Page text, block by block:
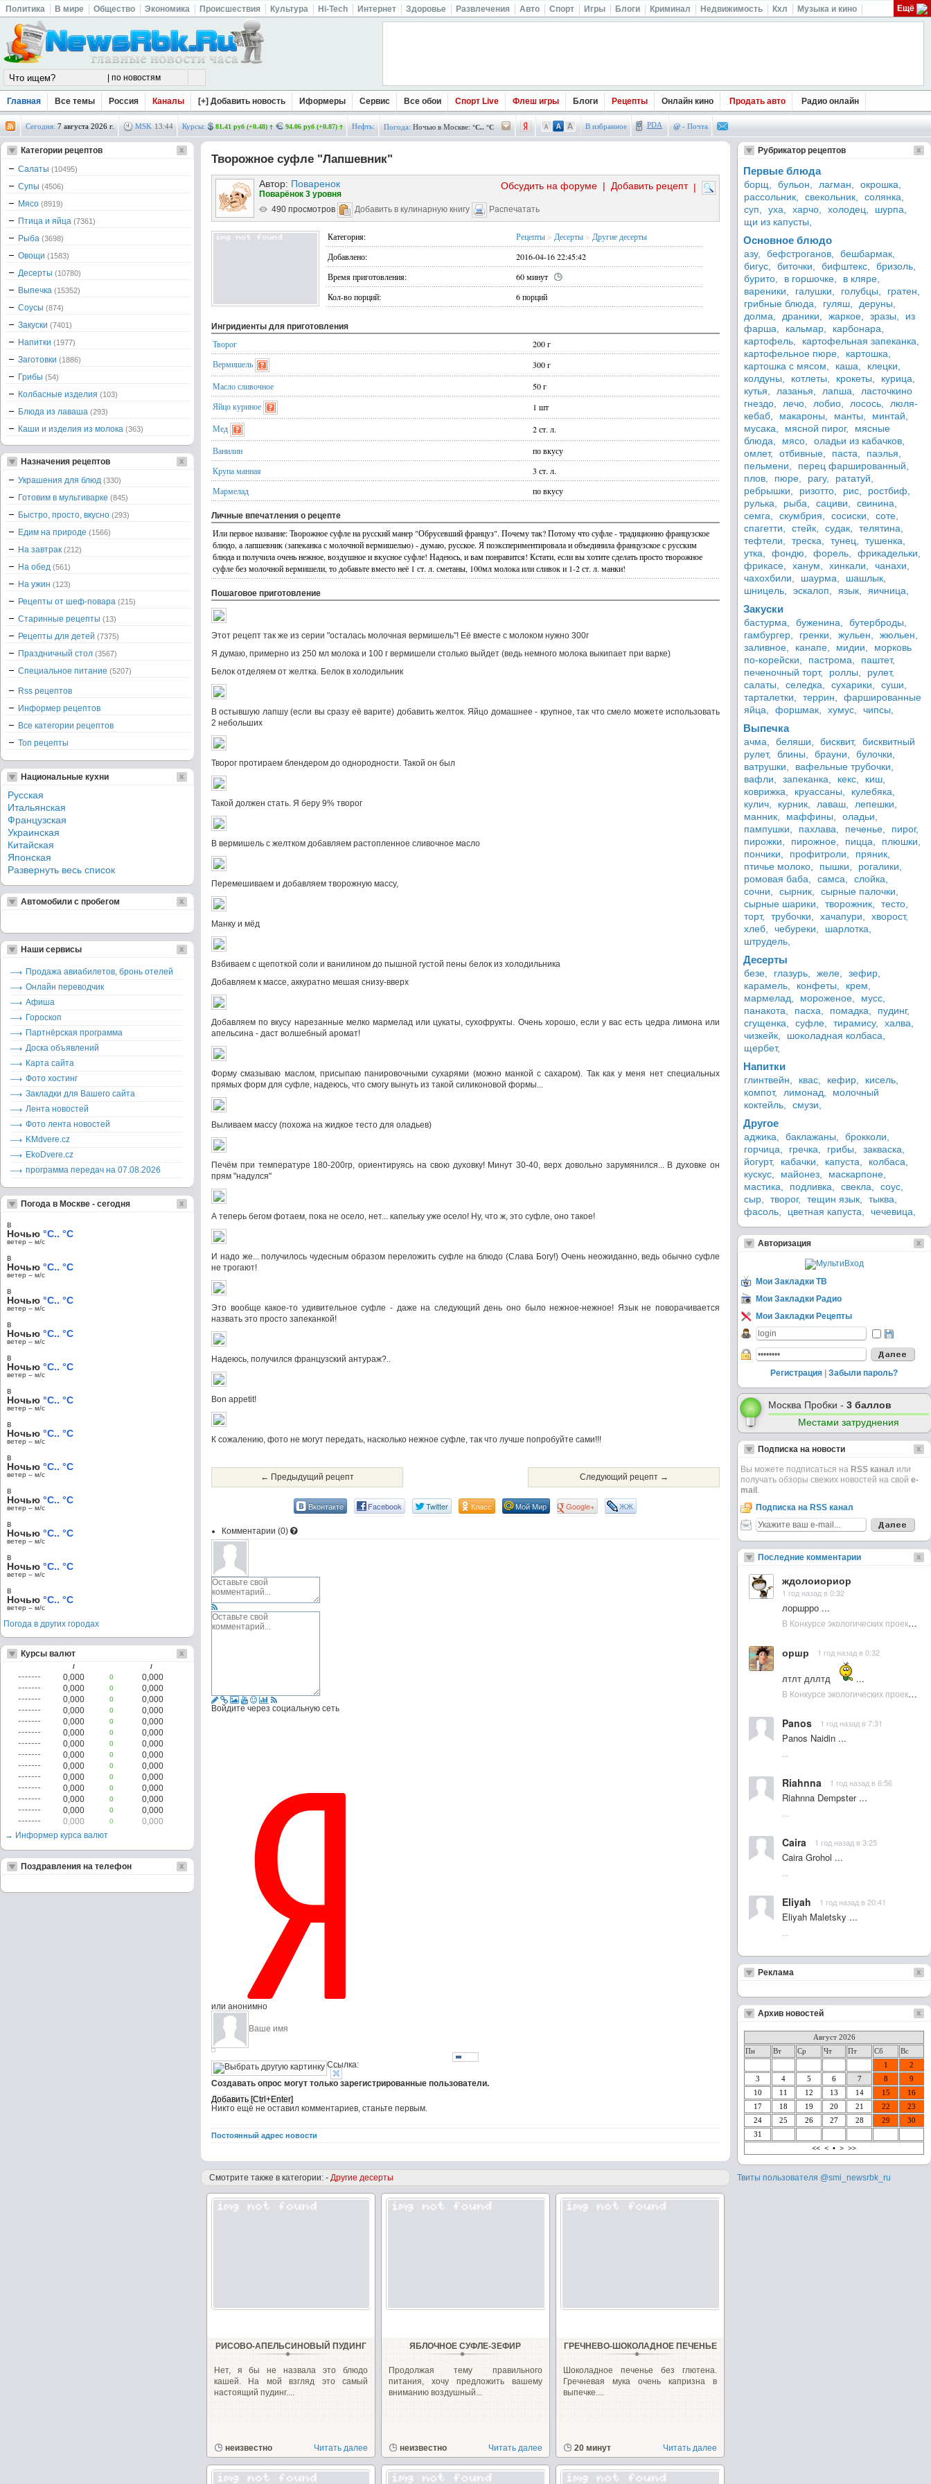
Политика В мире Общество Экономика Происшествия Культура Hi-Tech Интернет Здоровье Развлечения Авто Спорт Игры Блоги Криминал Недвижимость Кхл Музыка и кино Ещё
Главная Все темы Россия Каналы [+] Добавить новость Иформеры Сервис Все обои Спорт Live Флеш игры Блоги Рецепты Онлайн кино Продать авто Радио онлайн
Сегодня: 7 августа 2026 г. MSK 13:44 Курсы: 81.41 руб (+0.48) 94.06 руб (+0.87) Нефть: Погода: Ночью в Москве: °C.. °C В избранное PDA @ - Почта
Творожное суфле "Лапшевник"
Автор: Поваренок |
Добавить рецепт
|
Обсудить на форуме
Поварёнок 3 уровня
490 просмотров
Добавить в кулинарную книгу Распечатать
Категория: Рецепты > Десерты > Другие десерты
Добавлено:
2016-04-16 22:45:42
Время приготовления:
60 минут
Кол-во порций:
6 порций
Ингридиенты для приготовления
Творог
200 г
Вермишель
300 г
Масло сливочное
50 г
Яйцо куриное
1 шт
Мед
2 ст. л.
Ванилин
по вкусу
Крупа манная
3 ст. л.
Мармелад
по вкусу
Личные впечатления о рецепте
Или первое название: Творожное суфле на русский манер "Обрусевший француз". Почему так? Потому что суфле - традиционно французское
блюдо, а лапшевник (запеканка с молочной вермишелью) - думаю, русское. Я поэкспериментировала и объединила французское с русским
блюда и получила очень нежное, воздушное и вкусное суфле! Надеюсь, и вам понравится! Кстати, если вы хотите сделать просто творожное
суфле без молочной вермишели, то добавьте вместо неё 1 ст. л. сметаны, 100мл молока или сливок и 1-2 ст. л. манки!
Пошаговое приготовление
Этот рецепт так же из серии "осталась молочная вермишель"! Её вместе с молоком нужно 300г
Я думаю, примерно из 250 мл молока и 100 г вермишели столько выйдет (ведь немного молока выкипает при варке)
Белок отделяем от желтка. Белок в холодильник
В остывшую лапшу (если вы сразу её варите) добавить желток. Яйцо домашнее - крупное, так что смело можете использовать
2 небольших
Творог протираем блендером до однородности. Такой он был
Такой должен стать. Я беру 9% творог
В вермишель с желтком добавляем растопленное сливочное масло
Перемешиваем и добавляем творожную массу,
Манку и мёд
Взбиваем с щепоткой соли и ванилином до пышной густой пены белок из холодильника
Добавляем к массе, аккуратно мешая снизу-вверх
Добавляем по вкусу нарезанные мелко мармелад или цукаты, сухофрукты. Очень хорошо, если у вас есть цедра лимона или
апельсина - даст волшебный аромат!
Форму смазываю маслом, присыпаю панировочными сухарями (можно манкой с сахаром). Так как у меня нет специальных
прямых форм для суфле, надеюсь, что смогу вынуть из такой силиконовой формы...
Выливаем массу (похожа на жидкое тесто для оладьев)
Печём при температуре 180-200гр, ориентируясь на свою духовку! Минут 30-40, верх довольно зарумянился... В духовке он
прям "надулся"
А теперь бегом фотаем, пока не осело, нет... капельку уже осело! Ну, что ж, это суфле, оно такое!
И надо же... получилось чудесным образом переложить суфле на блюдо (Слава Богу!) Очень неожиданно, ведь обычно суфле
не трогают!
Это вообще какое-то удивительное суфле - даже на следующий день оно было нежное-нежное! Язык не поворачивается
назвать это просто запеканкой!
Надеюсь, получился французский антураж?..
Bon appetit!
К сожалению, фото не могут передать, насколько нежное суфле, так что лучше попробуйте сами!!!
← Предыдущий рецепт Следующий рецепт →
Вконтакте Facebook Twitter Класс Мой Мир Google+ ЖЖ
Комментарии (0)
Войдите через социальную сеть
или анонимно
Ссылка:
Создавать опрос могут только зарегистрированные пользователи.
Никто ещё не оставил комментариев, станьте первым.
Постоянный адрес новости
Смотрите также в категории: -Другие десерты
РИСОВО-АПЕЛЬСИНОВЫЙ ПУДИНГ
Нет, я бы не назвала это блюдо
кашей. На мой взгляд это самый
настоящий пудинг....
неизвестно Читать далее
ЯБЛОЧНОЕ СУФЛЕ-ЗЕФИР
Продолжая тему правильного
питания, хочу предложить вашему
вниманию воздушный...
неизвестно Читать далее
ГРЕЧНЕВО-ШОКОЛАДНОЕ ПЕЧЕНЬЕ
Шоколадное печенье без глютена.
Гречневая мука очень капризна в
выпечке....
20 минут Читать далее
Категории рецептов
Салаты (10495)
Супы (4506)
Мясо (8919)
Птица и яйца (7361)
Рыба (3698)
Овощи (1583)
Десерты (10780)
Выпечка (15352)
Соусы (874)
Закуски (7401)
Напитки (1977)
Заготовки (1886)
Грибы (54)
Колбасные изделия (103)
Блюда из лаваша (293)
Каши и изделия из молока (363)
Назначения рецептов
Украшения для блюд (330)
Готовим в мультиварке (845)
Быстро, просто, вкусно (293)
Едим на природе (1566)
На завтрак (212)
На обед (561)
На ужин (123)
Рецепты от шеф-повара (215)
Старинные рецепты (13)
Рецепты для детей (7375)
Праздничный стол (3567)
Специальное питание (5207)
Rss рецептов
Информер рецептов
Все категории рецептов
Топ рецепты
Национальные кухни
Русская
Итальянская
Французская
Украинская
Китайская
Японская
Развернуть весь список
Автомобили с пробегом
Наши сервисы
Продажа авиабилетов, бронь отелей
Онлайн переводчик
Афиша
Гороскоп
Партнёрская программа
Доска объявлений
Карта сайта
Фото хостинг
Закладки для Вашего сайта
Лента новостей
Фото лента новостей
KMdvere.cz
EkoDvere.cz
программа передач на 07.08.2026
Погода в Москве - сегодня
в
Ночью °C.. °C
ветер – м/c
в
Ночью °C.. °C
ветер – м/c
в
Ночью °C.. °C
ветер – м/c
в
Ночью °C.. °C
ветер – м/c
в
Ночью °C.. °C
ветер – м/c
в
Ночью °C.. °C
ветер – м/c
в
Ночью °C.. °C
ветер – м/c
в
Ночью °C.. °C
ветер – м/c
в
Ночью °C.. °C
ветер – м/c
в
Ночью °C.. °C
ветер – м/c
в
Ночью °C.. °C
ветер – м/c
в
Ночью °C.. °C
ветер – м/c
Погода в других городах
Курсы валют
/ /
0,000 0
0,000
0,000
0
0,000
0,000
0
0,000
0,000
0
0,000
0,000
0
0,000
0,000
0
0,000
0,000
0
0,000
0,000
0
0,000
0,000
0
0,000
0,000
0
0,000
0,000
0
0,000
0,000
0
0,000
0,000
0
0,000
0,000
0
0,000
→ Информер курса валют
Поздравления на телефон
Рубрикатор рецептов
Первые блюда
борщ, бульон, лагман,
окрошка,
рассольник,
свекольник,
солянка,
суп,
уха, харчо, холодец,
шурпа,
щи из капусты,
Основное блюдо
азу, бефстроганов,
бешбармак,
бигус,
биточки, бифштекс,
бризоль,
бурито,
в горшочке,
в кляре,
вареники,
галушки, голубцы,
гратен,
грибные блюда,
гуляш,
деруны,
долма,
драники, жаркое, зразы,
из
фарша,
кальмар,
карбонара,
картофель,
картофельная запеканка,
картофельное пюре,
картошка,
картошка с мясом,
каша,
клецки,
колдуны,
котлеты, крокеты,
курица,
кутья,
лазанья, лапша,
ласточкино
гнездо,
лечо, лобио, лосось,
люля-
кебаб,
макароны, манты,
минтай,
мусака,
мясной пирог,
мясные
блюда,
мясо,
оладьи из кабачков,
омлет,
отбивные, паста,
паэлья,
пельмени,
перец фаршированный,
плов,
пюре, рагу,
рататуй,
ребрышки,
ризотто, рис,
ростбиф,
рулька,
рыба, сациви,
свинина,
семга,
скумбрия, сосиски,
соте,
спагетти,
стейк, судак,
телятина,
тефтели,
треска, тунец,
тушенка,
утка,
фондю, форель,
фрикадельки,
фрикасе,
ханум, хинкали,
чанахи,
чахохбили,
шаурма,
шашлык,
шницель,
эскалоп, язык, яичница,
Закуски
бастурма, буженина,
бутерброды,
гамбургер,
гренки, жульен,
жюльен,
заливное,
канапе, мидии,
морковь
по-корейски,
пастрома,
паштет,
печеночный торт,
роллы,
рулет,
салаты,
селедка, сухарики,
суши,
тарталетки,
террин,
фаршированные
яйца,
форшмак, хумус, чипсы,
Выпечка
ачма, беляши, бисквит,
бисквитный
рулет,
блины, брауни,
булочки,
ватрушки,
вафельные трубочки,
вафли,
запеканка, кекс,
киш,
коврижка,
круассаны,
кулебяка,
кулич,
курник, лаваш,
лепешки,
манник,
маффины,
оладьи,
пампушки,
пахлава, печенье,
пирог,
пирожки,
пирожное, пицца,
плюшки,
пончики,
профитроли,
пряник,
птичье молоко,
пышки,
рогалики,
ромовая баба,
самса,
слойка,
сочни,
сырник,
сырные палочки,
сырные шарики,
творожник,
тесто,
торт,
трубочки, хачапури,
хворост,
хлеб,
чебуреки,
шарлотка,
штрудель,
Десерты
безе, глазурь, желе,
зефир,
карамель,
конфеты,
крем,
мармелад,
мороженое,
мусс,
панакота,
пасха, помадка,
пудинг,
сгущенка,
суфле, тирамису,
халва,
чизкейк,
шоколадная колбаса,
щербет,
Напитки
глинтвейн, квас, кефир,
кисель,
компот,
лимонад,
молочный
коктейль,
смузи,
Другое
аджика, баклажаны,
брокколи,
горчица,
гречка, грибы,
закваска,
йогурт,
кабачки, капуста,
колбаса,
кускус,
майонез,
маскарпоне,
мастика,
подливка, свекла,
соус,
сыр,
творог, тещин язык,
тыква,
фасоль,
цветная капуста, чечевица,
Авторизация
Мои Закладки ТВ
Мои Закладки Радио
Мои Закладки Рецепты
Регистрация Забыли пароль?
Москва Пробки - 3 баллов
Местами затруднения
Подписка на новости
Вы можете подписаться на RSS канал или
получать обзоры свежих новостей на свой e-
mail .
Подписка на RSS канал
Последние комментарии
ждолоиориор
1 год назад в 0:32
лоршрро ...
В Конкурсе экологических проектов в Подмосковье активно участвовала молодежь :: NewsRbk.ru...
оршр 1 год назад в 0:32
лтлт дллтд
...
В Конкурсе экологических проектов в Подмосковье активно участвовала молодежь :: NewsRbk.ru...
Panos 1 год назад в 7:31
Panos Naidin ...
Riahnna 1 год назад в 6:56
Riahnna Dempster ...
Caira 1 год назад в 3:25
Caira Grohol ...
Eliyah 1 год назад в 20:41
Eliyah Maletsky ...
Реклама
Архив новостей
Август 2026
Пн
Вт Ср Чт Пт Сб
Вс
1
2
3
4 5 6 7 8
9
10
11 12 13 14 15
16
17
18 19 20 21 22
23
24
25 26 27 28 29
30
31
<< < • > >>
Твиты пользователя @smi_newsrbk_ru